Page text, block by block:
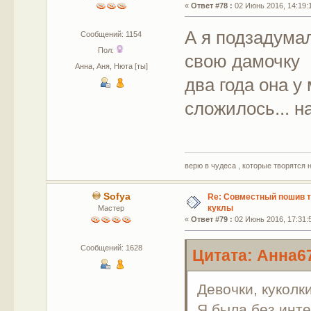
Сообщений: 1154
Пол:
Анна, Аня, Нюта [ты]
«Ответ #78 : 02 Июнь 2016,
А я
свою дамочку
два года она
сложилось...
верю в чудеса , которые творятся
Sofya
Мастер
Сообщений: 1628
Re: Совместный пошив
куклы
«Ответ #79 : 02 Июнь 2016,
Цитата:
Девочки,